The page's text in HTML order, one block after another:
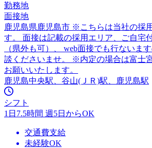
勤務地
面接地
鹿児島県鹿児島市 ※こちらは当社の採
す。 面接は記載の採用エリア、ご自宅
（県外も可）、 web面接でも行ないま
談くださいませ。 ※内定の場合は富士
お願いいたします。
鹿児島中央駅、谷山(ＪＲ)駅、鹿児島駅
シフト
1日7.5時間 週5日からOK
交通費支給
未経験OK